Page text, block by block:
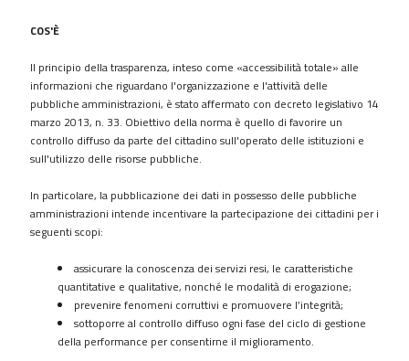
Performance
Enti
controllati
Attività
e
procedimenti
Controlli
sulle
contratti
COS'È
Il principio della trasparenza, inteso come «accessibilità totale» alle
informazioni che riguardano l'organizzazione e l'attività delle
pubbliche amministrazioni, è stato affermato con decreto legislativo 14
marzo 2013, n. 33. Obiettivo della norma è quello di favorire un
controllo diffuso da parte del cittadino sull'operato delle istituzioni e
sull'utilizzo delle risorse pubbliche.
In particolare, la pubblicazione dei dati in possesso delle pubbliche
amministrazioni intende incentivare la partecipazione dei cittadini per i
seguenti scopi:
assicurare la conoscenza dei servizi resi, le caratteristiche
quantitative e qualitative, nonché le modalità di erogazione;
prevenire fenomeni corruttivi e promuovere l’integrità;
sottoporre al controllo diffuso ogni fase del ciclo di gestione
della performance per consentirne il miglioramento.